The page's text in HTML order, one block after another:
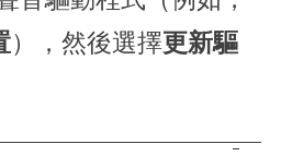
），然後選擇更新驅